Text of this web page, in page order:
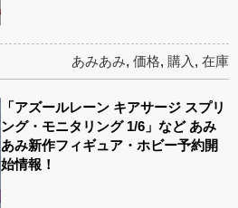
あみあみ, 価格, 購入 , 在庫
「アズールレーン キアサージ スプリ
ング・モニタリング 1/6」など あみ
あみ新作フィギュア・ホビー予約開
始情報！